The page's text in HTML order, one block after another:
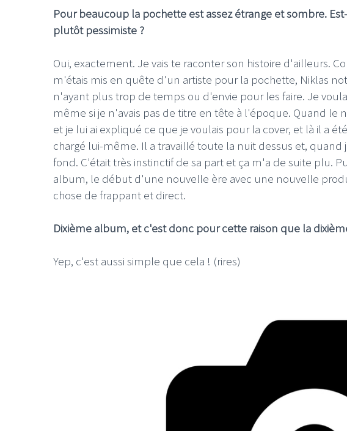
Pour beaucoup la pochette est assez étrange et sombre.
plutôt pessimiste ?
Oui, exactement. Je vais te raconter son histoire d'ailleurs.
m'étais mis en quête d'un artiste pour la pochette, Niklas
n'ayant plus trop de temps ou d'envie pour les faire. Je
même si je n'avais pas de titre en tête à l'époque. Quand
et je lui ai expliqué ce que je voulais pour la cover, et là il a
chargé lui-même. Il a travaillé toute la nuit dessus et,
fond. C'était très instinctif de sa part et ça m'a de suite plu.
album, le début d'une nouvelle ère avec une nouvelle
chose de frappant et direct.
Dixième album, et c'est donc pour cette raison que la
Yep, c'est aussi simple que cela ! (rires)
LE GROS RIFFIFI –
Christmas Riffifi 2025 !!!